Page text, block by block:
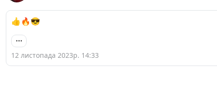
👍🔥😎
12 листопада 2023р. 14:33